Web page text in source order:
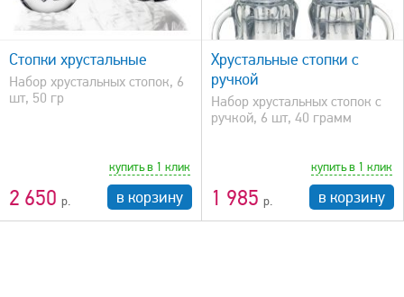
Стопки хрустальные
Набор хрустальных стопок, 6
шт, 50 гр
2 650
купить в 1 клик
в корзину
быстрый просмотр
Хрустальные стопки с
ручкой
Набор хрустальных стопок с
ручкой, 6 шт, 40 грамм
1 985
купить в 1 клик
в корзину